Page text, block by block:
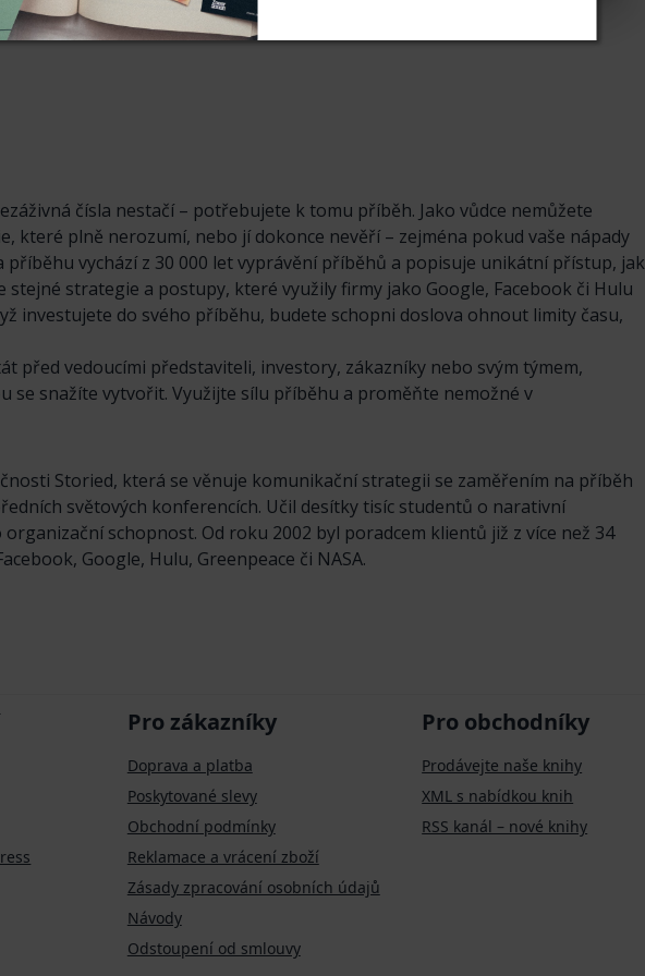
čísla nestačí – potřebujete k tomu příběh. Jako vůdce nemůžete
které plně nerozumí, nebo jí dokonce nevěří – zejména pokud vaše nápady
příběhu vychází z 30 000 let vyprávění příběhů a popisuje unikátní přístup, jak
strategie a postupy, které využily firmy jako Google, Facebook či Hulu
investujete do svého příběhu, budete schopni doslova ohnout limity času,
před vedoucími představiteli, investory, zákazníky nebo svým týmem,
snažíte vytvořit. Využijte sílu příběhu a proměňte nemožné v
Storied, která se věnuje komunikační strategii se zaměřením na příběh
světových konferencích. Učil desítky tisíc studentů o narativní
schopnost. Od roku 2002 byl poradcem klientů již z více než 34
Google, Hulu, Greenpeace či NASA.
Pro zákazníky
Doprava a platba
Poskytované slevy
Obchodní podmínky
Reklamace a vrácení zboží
Zásady zpracování osobních údajů
Návody
Odstoupení od smlouvy
Pro obchodníky
Prodávejte naše knihy
XML s nabídkou knih
RSS kanál – nové knihy